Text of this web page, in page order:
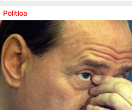
Politica